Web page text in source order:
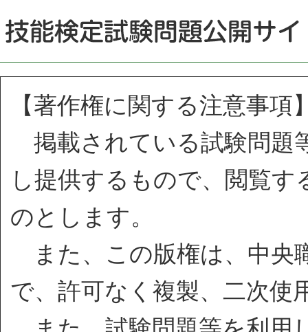
【著作権に関する注意事項
掲載されている試験問題
し提供するもので、閲覧
のとします。
また、この版権は、中央
で、許可なく複製、二次使